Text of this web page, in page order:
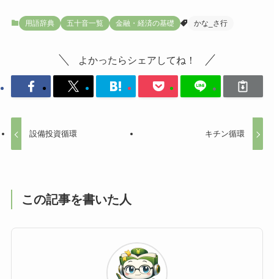
用語辞典 五十音一覧 金融・経済の基礎 かな_さ行
よかったらシェアしてね！
設備投資循環 キチン循環
この記事を書いた人